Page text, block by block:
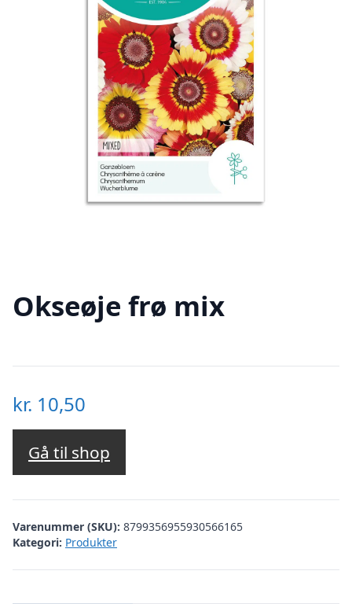
Okseøje frø mix
kr. 10,50
Gå til shop
Varenummer (SKU): 8799356955930566165
Kategori: Produkter